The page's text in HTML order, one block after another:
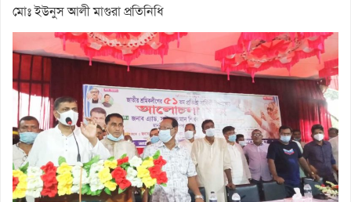
মোঃ ইউনুস আলী মাগুরা প্রতিনিধি